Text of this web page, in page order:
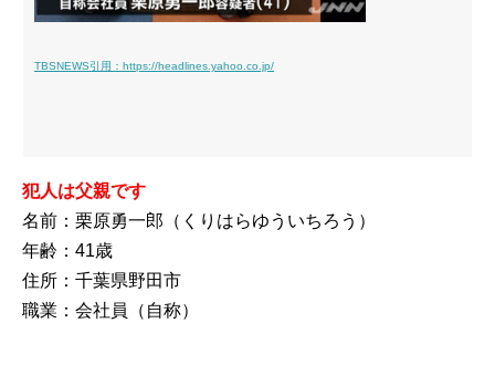
TBSNEWS引用：https://headlines.yahoo.co.jp/
犯人は父親です
名前：栗原勇一郎（くりはらゆういちろう）
年齢：41歳
住所：千葉県野田市
職業：会社員（自称）